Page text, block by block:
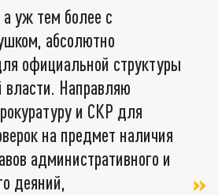
уж тем более с
абсолютно
официальной структуры
Направляю
и СКР для
на предмет наличия
административного и
деяний,